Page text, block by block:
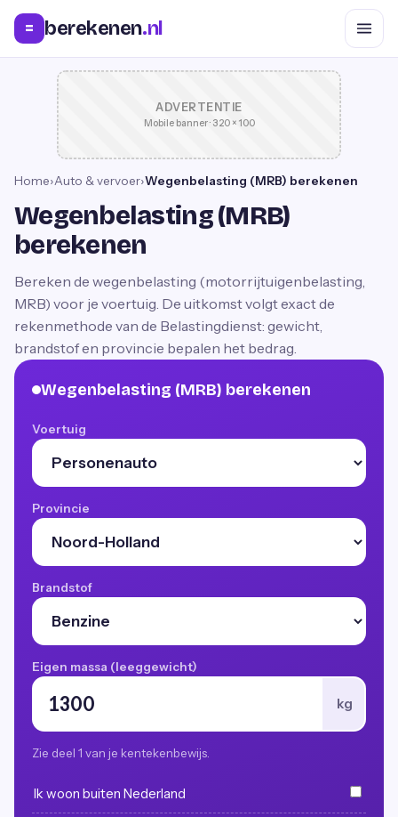
= berekenen.nl
ADVERTENTIE
Mobile banner · 320 × 100
Home›Auto & vervoer›Wegenbelasting (MRB) berekenen
Wegenbelasting (MRB)
berekenen
Bereken de wegenbelasting (motorrijtuigenbelasting,
MRB) voor je voertuig. De uitkomst volgt exact de
rekenmethode van de Belastingdienst: gewicht,
brandstof en provincie bepalen het bedrag.
Wegenbelasting (MRB) berekenen
Voertuig
Provincie
Brandstof
Eigen massa (leeggewicht)
kg
Zie deel 1 van je kentekenbewijs.
Ik woon buiten Nederland